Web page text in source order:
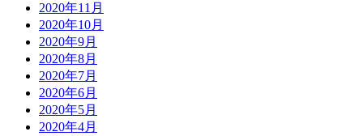
2020年11月
2020年10月
2020年9月
2020年8月
2020年7月
2020年6月
2020年5月
2020年4月